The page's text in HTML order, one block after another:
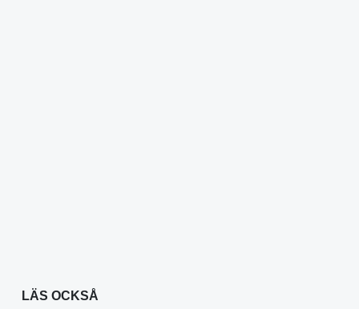
LÄS OCKSÅ